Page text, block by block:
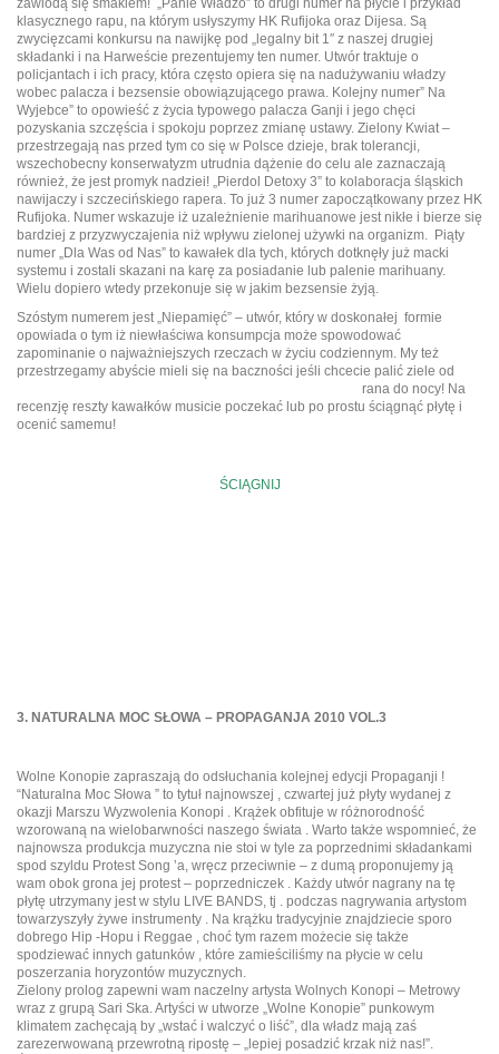
zawiodą się smakiem! „Panie Władzo” to drugi numer na płycie i przykład
klasycznego rapu, na którym usłyszymy HK Rufijoka oraz Dijesa. Są
zwycięzcami konkursu na nawijkę pod „legalny bit 1″ z naszej drugiej
składanki i na Harweście prezentujemy ten numer. Utwór traktuje o
policjantach i ich pracy, która często opiera się na nadużywaniu władzy
wobec palacza i bezsensie obowiązującego prawa. Kolejny numer” Na
Wyjebce” to opowieść z życia typowego palacza Ganji i jego chęci
pozyskania szczęścia i spokoju poprzez zmianę ustawy. Zielony Kwiat –
przestrzegają nas przed tym co się w Polsce dzieje, brak tolerancji,
wszechobecny konserwatyzm utrudnia dążenie do celu ale zaznaczają
również, że jest promyk nadziei! „Pierdol Detoxy 3” to kolaboracja śląskich
nawijaczy i szczecińskiego rapera. To już 3 numer zapoczątkowany przez HK
Rufijoka. Numer wskazuje iż uzależnienie marihuanowe jest nikłe i bierze się
bardziej z przyzwyczajenia niż wpływu zielonej używki na organizm. Piąty
numer „Dla Was od Nas” to kawałek dla tych, których dotknęły już macki
systemu i zostali skazani na karę za posiadanie lub palenie marihuany.
Wielu dopiero wtedy przekonuje się w jakim bezsensie żyją.
Szóstym numerem jest „Niepamięć” – utwór, który w doskonałej formie
opowiada o tym iż niewłaściwa konsumpcja może spowodować
zapominanie o najważniejszych rzeczach w życiu codziennym. My też
przestrzegamy abyście mieli się na baczności jeśli chcecie palić ziele od
rana do nocy! Na
recenzję reszty kawałków musicie poczekać lub po prostu ściągnąć płytę i
ocenić samemu!
ŚCIĄGNIJ
3. NATURALNA MOC SŁOWA – PROPAGANJA 2010 VOL.3
Wolne Konopie zapraszają do odsłuchania kolejnej edycji Propaganji !
“Naturalna Moc Słowa ” to tytuł najnowszej , czwartej już płyty wydanej z
okazji Marszu Wyzwolenia Konopi . Krążek obfituje w różnorodność
wzorowaną na wielobarwności naszego świata . Warto także wspomnieć, że
najnowsza produkcja muzyczna nie stoi w tyle za poprzednimi składankami
spod szyldu Protest Song ’a, wręcz przeciwnie – z dumą proponujemy ją
wam obok grona jej protest – poprzedniczek . Każdy utwór nagrany na tę
płytę utrzymany jest w stylu LIVE BANDS, tj . podczas nagrywania artystom
towarzyszyły żywe instrumenty . Na krążku tradycyjnie znajdziecie sporo
dobrego Hip -Hopu i Reggae , choć tym razem możecie się także
spodziewać innych gatunków , które zamieściliśmy na płycie w celu
poszerzania horyzontów muzycznych.
Zielony prolog zapewni wam naczelny artysta Wolnych Konopi – Metrowy
wraz z grupą Sari Ska. Artyści w utworze „Wolne Konopie” punkowym
klimatem zachęcają by „wstać i walczyć o liść”, dla władz mają zaś
zarezerwowaną przewrotną ripostę – „lepiej posadzić krzak niż nas!”.